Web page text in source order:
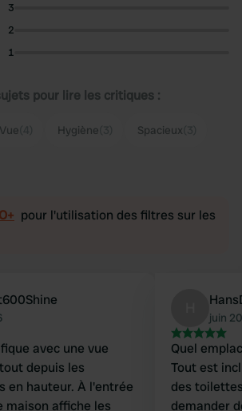
3
2
1
pour lire les critiques :
Vue Hygiène Spacieux
pour l'utilisation des filtres sur les
avec une vue
depuis les
en hauteur. À l'entrée
maison affiche les
juin
Quel
Tout est
des
demander